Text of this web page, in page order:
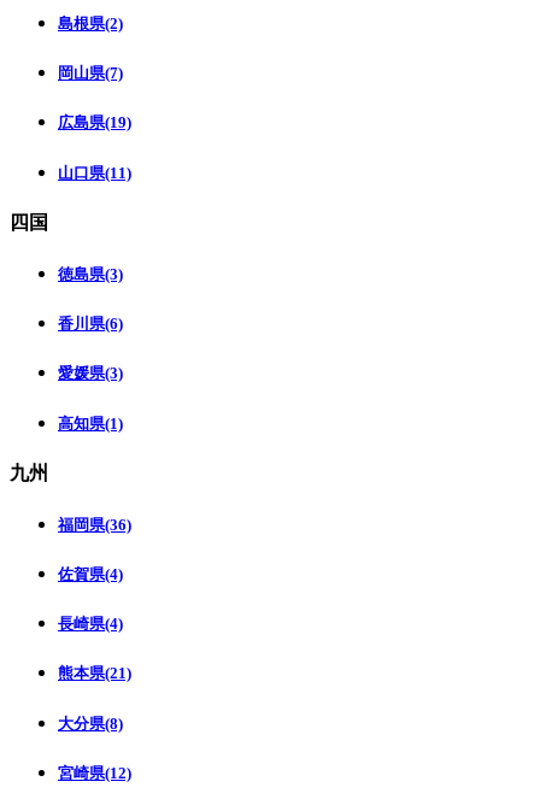
島根県(2)
岡山県(7)
広島県(19)
山口県(11)
四国
徳島県(3)
香川県(6)
愛媛県(3)
高知県(1)
九州
福岡県(36)
佐賀県(4)
長崎県(4)
熊本県(21)
大分県(8)
宮崎県(12)